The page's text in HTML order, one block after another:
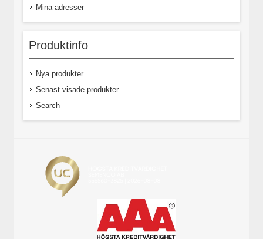
Mina adresser
Produktinfo
Nya produkter
Senast visade produkter
Search